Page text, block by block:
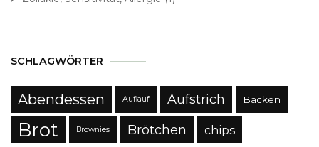
SCHLAGWÖRTER
Abendessen Auflauf Aufstrich Backen
Brot Brownies Brötchen chips